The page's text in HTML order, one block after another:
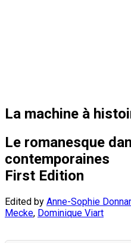
La machine à
Le romanesque
contemporaines
First Edition
Edited by Anne-Sophie
Mecke, Dominique Viart